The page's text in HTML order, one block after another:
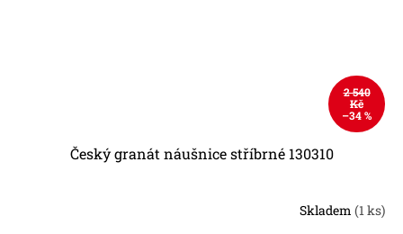
2 540
Kč
–34 %
Český granát náušnice stříbrné 130310
Skladem (1 ks)